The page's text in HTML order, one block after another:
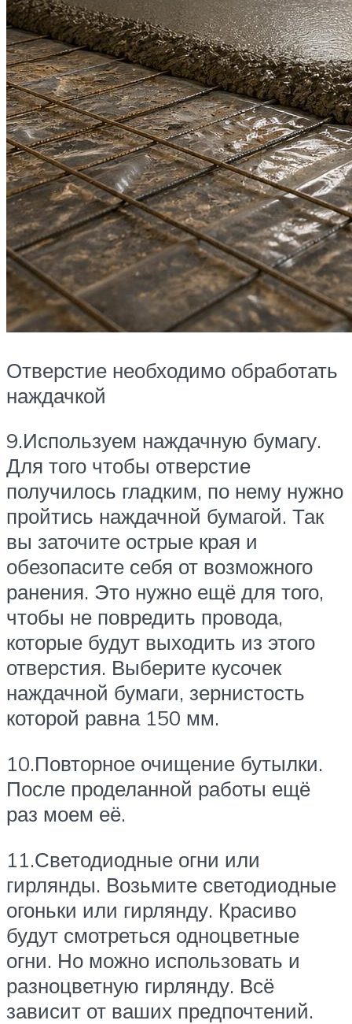
Отверстие необходимо обработать
наждачкой
9.Используем наждачную бумагу.
Для того чтобы отверстие
получилось гладким, по нему нужно
пройтись наждачной бумагой. Так
вы заточите острые края и
обезопасите себя от возможного
ранения. Это нужно ещё для того,
чтобы не повредить провода,
которые будут выходить из этого
отверстия. Выберите кусочек
наждачной бумаги, зернистость
которой равна 150 мм.
10.Повторное очищение бутылки.
После проделанной работы ещё
раз моем её.
11.Светодиодные огни или
гирлянды. Возьмите светодиодные
огоньки или гирлянду. Красиво
будут смотреться одноцветные
огни. Но можно использовать и
разноцветную гирлянду. Всё
зависит от ваших предпочтений.